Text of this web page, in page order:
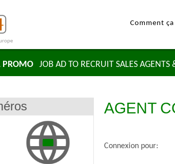
Comment
PROMO JOB AD TO RECRUIT SALES
AGENT
Connexion pour: